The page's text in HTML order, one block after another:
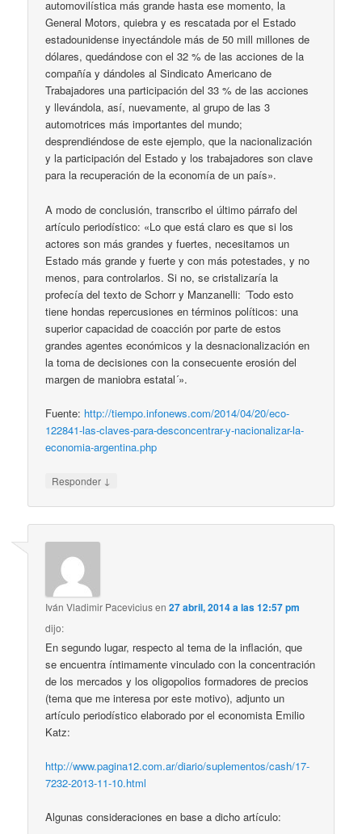
automovilística más grande hasta ese momento, la
General Motors, quiebra y es rescatada por el Estado
estadounidense inyectándole más de 50 mill millones de
dólares, quedándose con el 32 % de las acciones de la
compañía y dándoles al Sindicato Americano de
Trabajadores una participación del 33 % de las acciones
y llevándola, así, nuevamente, al grupo de las 3
automotrices más importantes del mundo;
desprendiéndose de este ejemplo, que la nacionalización
y la participación del Estado y los trabajadores son clave
para la recuperación de la economía de un país».
A modo de conclusión, transcribo el último párrafo del
artículo periodístico: «Lo que está claro es que si los
actores son más grandes y fuertes, necesitamos un
Estado más grande y fuerte y con más potestades, y no
menos, para controlarlos. Si no, se cristalizaría la
profecía del texto de Schorr y Manzanelli: ´Todo esto
tiene hondas repercusiones en términos políticos: una
superior capacidad de coacción por parte de estos
grandes agentes económicos y la desnacionalización en
la toma de decisiones con la consecuente erosión del
margen de maniobra estatal´».
Fuente: http://tiempo.infonews.com/2014/04/20/eco-
122841-las-claves-para-desconcentrar-y-nacionalizar-la-
economia-argentina.php
Responder ↓
Iván Vladimir Paceviciusen27 abril, 2014 a las 12:57 pm
dijo:
En segundo lugar, respecto al tema de la inflación, que
se encuentra íntimamente vinculado con la concentración
de los mercados y los oligopolios formadores de precios
(tema que me interesa por este motivo), adjunto un
artículo periodístico elaborado por el economista Emilio
Katz:
http://www.pagina12.com.ar/diario/suplementos/cash/17-
7232-2013-11-10.html
Algunas consideraciones en base a dicho artículo: